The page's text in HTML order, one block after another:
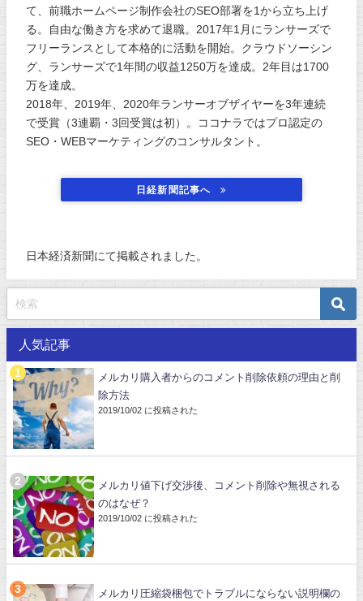
て、前職ホームページ制作会社のSEO部署を1から立ち上げ
る。自由な働き方を求めて退職。2017年1月にランサーズで
フリーランスとして本格的に活動を開始。クラウドソーシン
グ、ランサーズで1年間の収益1250万を達成。2年目は1700
万を達成。
2018年、2019年、2020年ランサーオブザイヤーを3年連続
で受賞（3連覇・3回受賞は初）。ココナラではプロ認定の
SEO・WEBマーケティングのコンサルタント。
日経新聞記事へ
日本経済新聞にて掲載されました。
人気記事
メルカリ購入者からのコメント削除依頼の理由と削
除方法
2019/10/02 に投稿された
メルカリ値下げ交渉後、コメント削除や無視される
のはなぜ？
2019/10/02 に投稿された
メルカリ圧縮袋梱包でトラブルにならない説明欄の